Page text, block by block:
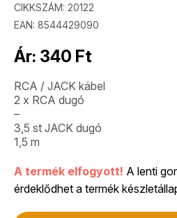
CIKKSZÁM: 20122
EAN: 8544429090
Ár: 340 Ft
RCA / JACK kábel
2 x RCA dugó
–
3,5 st JACK dugó
1,5 m
A termék elfogyott! A lenti
érdeklődhet a termék